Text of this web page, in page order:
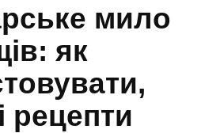
мило
як
рецепти